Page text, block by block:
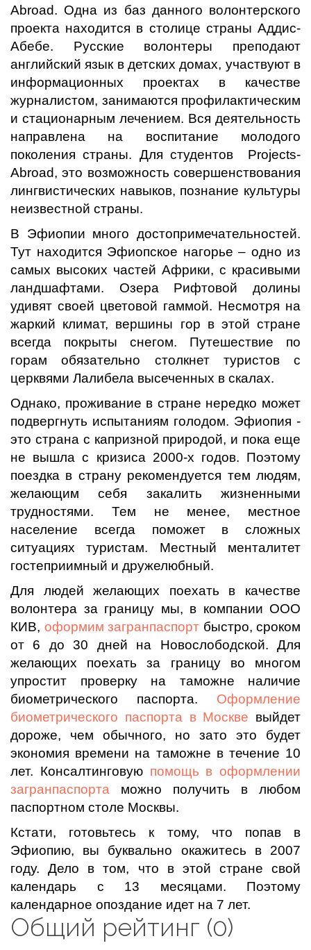
Abroad. Одна из баз данного волонтерского
проекта находится в столице страны Аддис-
Абебе. Русские волонтеры преподают
английский язык в детских домах, участвуют в
информационных проектах в качестве
журналистом, занимаются профилактическим
и стационарным лечением. Вся деятельность
направлена на воспитание молодого
поколения страны. Для студентов Projects-
Abroad, это возможность совершенствования
лингвистических навыков, познание культуры
неизвестной страны.
В Эфиопии много достопримечательностей.
Тут находится Эфиопское нагорье – одно из
самых высоких частей Африки, с красивыми
ландшафтами. Озера Рифтовой долины
удивят своей цветовой гаммой. Несмотря на
жаркий климат, вершины гор в этой стране
всегда покрыты снегом. Путешествие по
горам обязательно столкнет туристов с
церквями Лалибела высеченных в скалах.
Однако, проживание в стране нередко может
подвергнуть испытаниям голодом. Эфиопия -
это страна с капризной природой, и пока еще
не вышла с кризиса 2000-х годов. Поэтому
поездка в страну рекомендуется тем людям,
желающим себя закалить жизненными
трудностями. Тем не менее, местное
население всегда поможет в сложных
ситуациях туристам. Местный менталитет
гостеприимный и дружелюбный.
Для людей желающих поехать в качестве
волонтера за границу мы, в компании ООО
КИВ, оформим загранпаспорт быстро, сроком
от 6 до 30 дней на Новослободской. Для
желающих поехать за границу во многом
упростит проверку на таможне наличие
биометрического паспорта. Оформление
биометрического паспорта в Москве выйдет
дороже, чем обычного, но зато это будет
экономия времени на таможне в течение 10
лет. Консалтинговую помощь в оформлении
загранпаспорта можно получить в любом
паспортном столе Москвы.
Кстати, готовьтесь к тому, что попав в
Эфиопию, вы буквально окажитесь в 2007
году. Дело в том, что в этой стране свой
календарь с 13 месяцами. Поэтому
календарное опоздание идет на 7 лет.
Общий рейтинг (0)